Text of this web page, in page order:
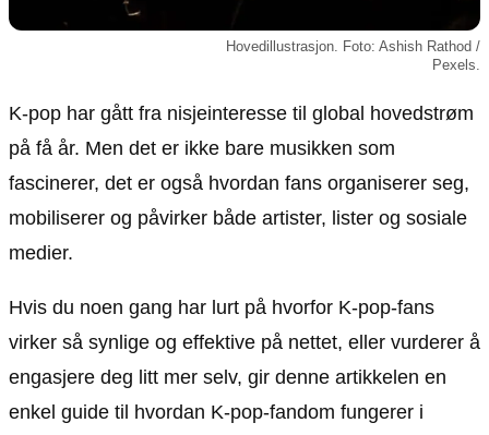
Kontakt oss
Hovedillustrasjon. Foto: Ashish Rathod /
Pexels.
K-pop har gått fra nisjeinteresse til global hovedstrøm
på få år. Men det er ikke bare musikken som
fascinerer, det er også hvordan fans organiserer seg,
mobiliserer og påvirker både artister, lister og sosiale
medier.
Hvis du noen gang har lurt på hvorfor K-pop-fans
virker så synlige og effektive på nettet, eller vurderer å
engasjere deg litt mer selv, gir denne artikkelen en
enkel guide til hvordan K-pop-fandom fungerer i